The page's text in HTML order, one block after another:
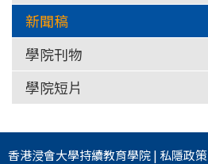
新聞稿
學院刊物
學院短片
香港浸會大學持續教育學院| 私隱政策